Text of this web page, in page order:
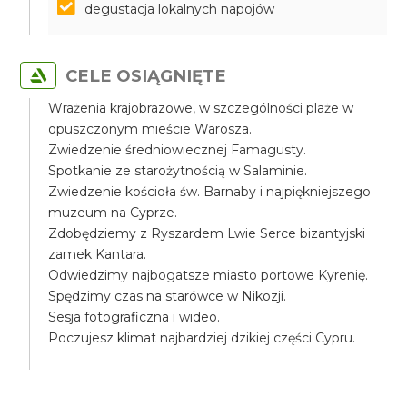
degustacja lokalnych napojów
CELE OSIĄGNIĘTE
Wrażenia krajobrazowe, w szczególności plaże w
opuszczonym mieście Warosza.
Zwiedzenie średniowiecznej Famagusty.
Spotkanie ze starożytnością w Salaminie.
Zwiedzenie kościoła św. Barnaby i najpiękniejszego
muzeum na Cyprze.
Zdobędziemy z Ryszardem Lwie Serce bizantyjski
zamek Kantara.
Odwiedzimy najbogatsze miasto portowe Kyrenię.
Spędzimy czas na starówce w Nikozji.
Sesja fotograficzna i wideo.
Poczujesz klimat najbardziej dzikiej części Cypru.